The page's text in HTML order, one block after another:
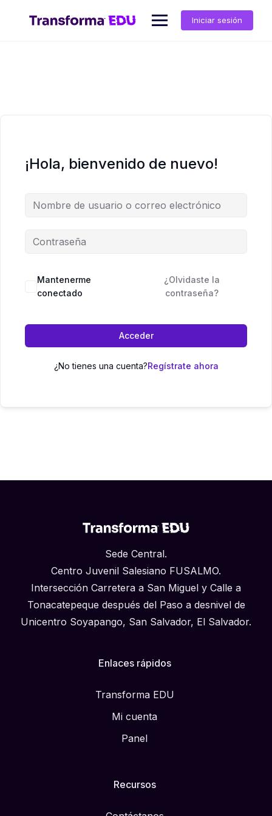
contenido
Iniciar sesión
¡Hola, bienvenido de nuevo!
Mantenerme
conectado
¿Olvidaste la
contraseña?
Acceder
¿No tienes una cuenta?Regístrate ahora
Sede Central.
Centro Juvenil Salesiano FUSALMO.
Intersección Carretera a San Miguel y Calle a
Tonacatepeque después del Paso a desnivel de
Unicentro Soyapango, San Salvador, El Salvador.
Enlaces rápidos
Transforma EDU
Mi cuenta
Panel
Recursos